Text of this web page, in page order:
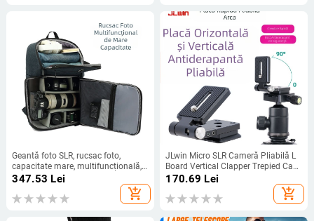
Geantă foto SLR, rucsac foto,
capacitate mare, multifuncțională,
impermeabilă, căptușeală din
catifea, vânzări directe din fabrică
347.53 Lei
add_shopping_cart
JLwin Micro SLR Cameră Pliabilă L
Board Vertical Clapper Trepied Cap
Încărcare Rapidă Board Pliabil
Ecran Orizontal și Vertical cu
Eliberare Rapidă Board
170.69 Lei
add_shopping_cart